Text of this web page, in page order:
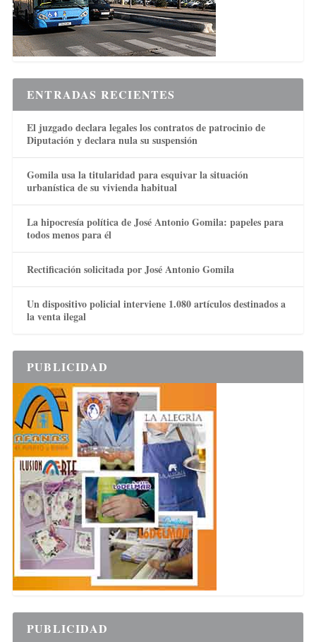
ENTRADAS RECIENTES
El juzgado declara legales los contratos de patrocinio de
Diputación y declara nula su suspensión
Gomila usa la titularidad para esquivar la situación
urbanística de su vivienda habitual
La hipocresía política de José Antonio Gomila: papeles para
todos menos para él
Rectificación solicitada por José Antonio Gomila
Un dispositivo policial interviene 1.080 artículos destinados a
la venta ilegal
PUBLICIDAD
PUBLICIDAD